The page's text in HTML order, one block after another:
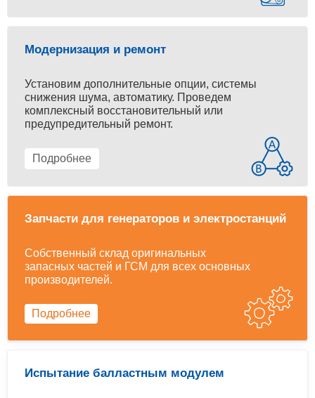
Модернизация и ремонт
Установим дополнительные опции, системы
снижения шума, автоматику. Проведем
комплексный восстановительный или
предупредительный ремонт.
Подробнее
Запчасти для генераторов и электростанций
Собственный склад оригинальных
запасных частей и ГСМ для всех основных
производителей.
Подробнее
Испытание балластным модулем